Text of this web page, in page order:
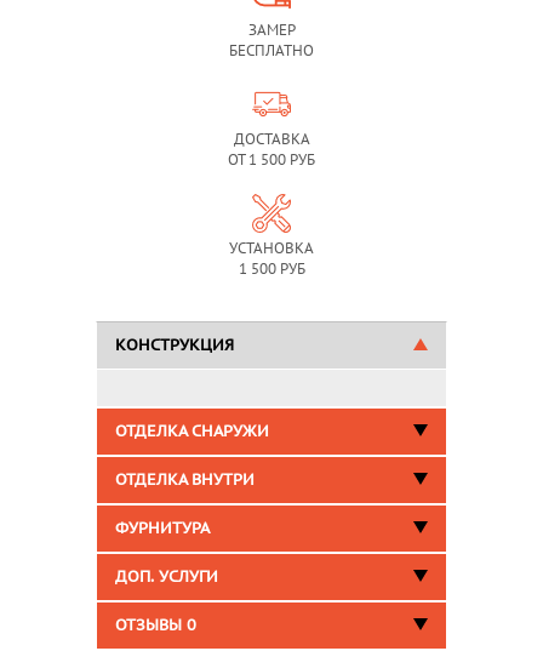
ЗАМЕР
БЕСПЛАТНО
ДОСТАВКА
ОТ 1 500 РУБ
УСТАНОВКА
1 500 РУБ
КОНСТРУКЦИЯ
ОТДЕЛКА СНАРУЖИ
ОТДЕЛКА ВНУТРИ
ФУРНИТУРА
ДОП. УСЛУГИ
ОТЗЫВЫ 0